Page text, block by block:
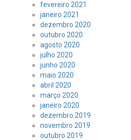
fevereiro 2021
janeiro 2021
dezembro 2020
outubro 2020
agosto 2020
julho 2020
junho 2020
maio 2020
abril 2020
março 2020
janeiro 2020
dezembro 2019
novembro 2019
outubro 2019